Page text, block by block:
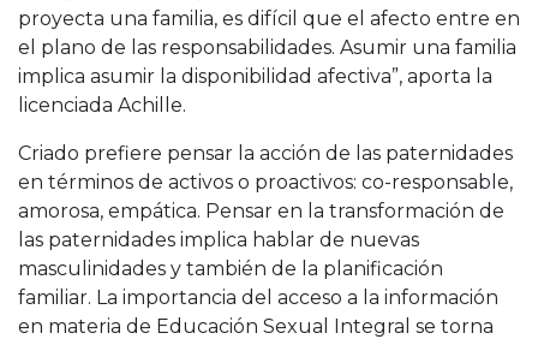
proyecta una familia, es difícil que el afecto entre en
el plano de las responsabilidades. Asumir una familia
implica asumir la disponibilidad afectiva”, aporta la
licenciada Achille.
Criado prefiere pensar la acción de las paternidades
en términos de activos o proactivos: co-responsable,
amorosa, empática. Pensar en la transformación de
las paternidades implica hablar de nuevas
masculinidades y también de la planificación
familiar. La importancia del acceso a la información
en materia de Educación Sexual Integral se torna